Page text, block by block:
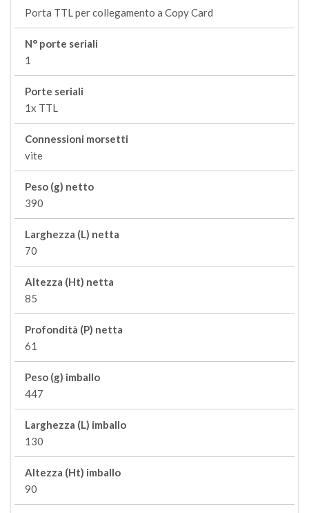
Porta TTL per collegamento a Copy Card
N° porte seriali
1
Porte seriali
1x TTL
Connessioni morsetti
vite
Peso (g) netto
390
Larghezza (L) netta
70
Altezza (Ht) netta
85
Profondità (P) netta
61
Peso (g) imballo
447
Larghezza (L) imballo
130
Altezza (Ht) imballo
90